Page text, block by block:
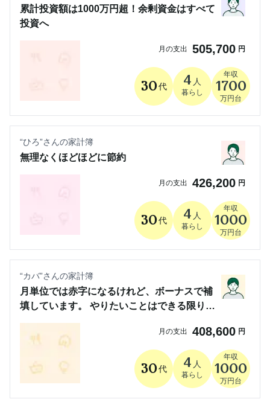
累計投資額は1000万円超！余剰資金はすべて
投資へ
月の支出 505,700 円
30代 4 人
暮らし
年収
1700
万円台
“ひろ”さんの家計簿
無理なくほどほどに節約
月の支出 426,200 円
30代 4 人
暮らし
年収
1000
万円台
“カバ”さんの家計簿
月単位では赤字になるけれど、ボーナスで補
填しています。 やりたいことはできる限りや
月の支出 408,600 円
30代 4 人
暮らし
年収
1000
万円台